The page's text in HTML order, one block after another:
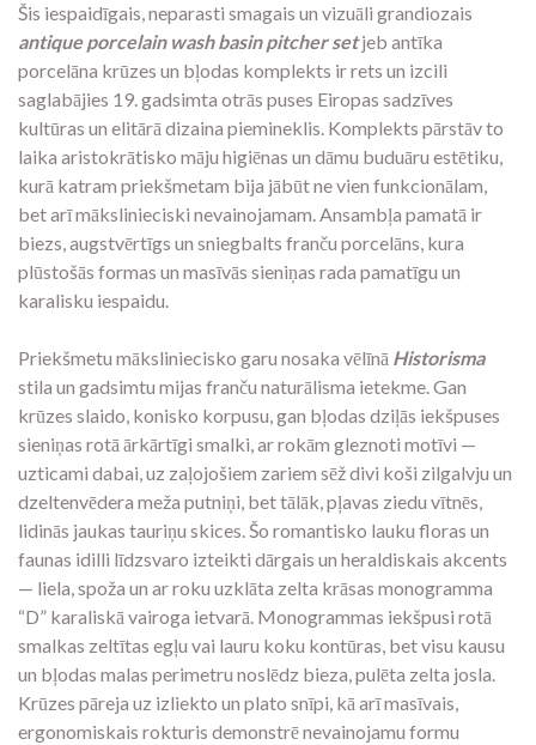
Šis iespaidīgais,neparasti smagais un vizuāli grandiozais
antique porcelain wash basin pitcher setjeb antīka
porcelāna krūzes un bļodas komplekts ir rets un izcili
saglabājies 19.gadsimta otrās puses Eiropas sadzīves
kultūras un elitārā dizaina piemineklis. Komplekts pārstāv to
laika aristokrātisko māju higiēnas un dāmu buduāru estētiku,
kurā katram priekšmetam bija jābūt ne vien funkcionālam,
bet arī mākslinieciski nevainojamam.Ansambļa pamatā ir
biezs,augstvērtīgs un sniegbalts franču porcelāns, kura
plūstošās formas un masīvās sieniņas rada pamatīgu un
karalisku iespaidu.
Priekšmetu māksliniecisko garu nosaka vēlīnā Historisma
stila un gadsimtu mijas franču naturālisma ietekme.Gan
krūzes slaido, konisko korpusu,gan bļodas dziļās iekšpuses
sieniņas rotā ārkārtīgi smalki,ar rokām gleznoti motīvi —
uzticami dabai,uz zaļojošiem zariem sēž divi koši zilgalvju un
dzeltenvēdera meža putniņi, bet tālāk,pļavas ziedu vītnēs,
lidinās jaukas tauriņu skices.Šo romantisko lauku floras un
faunas idilli līdzsvaro izteikti dārgais un heraldiskais akcents
— liela,spoža un ar roku uzklāta zelta krāsas monogramma
“D” karaliskā vairoga ietvarā. Monogrammas iekšpusi rotā
smalkas zeltītas egļu vai lauru koku kontūras, bet visu kausu
un bļodas malas perimetru noslēdz bieza,pulēta zelta josla.
Krūzes pāreja uz izliekto un plato snīpi, kā arī masīvais,
ergonomiskais rokturis demonstrē nevainojamu formu